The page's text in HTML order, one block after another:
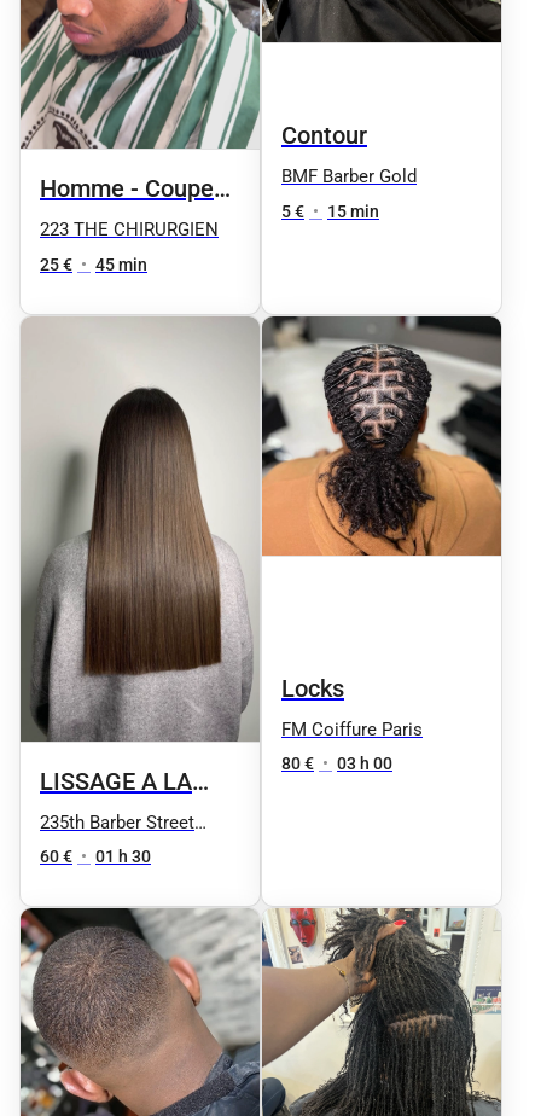
Homme - Coupe
et taille de la
barbe
223 THE CHIRURGIEN
25 € • 45 min
Contour
BMF Barber Gold
5 € • 15 min
LISSAGE A LA
KERATINE Sur
devis lissage
235th Barber Street
Nation
60 € • 01 h 30
Locks
FM Coiffure Paris
80 € • 03 h 00